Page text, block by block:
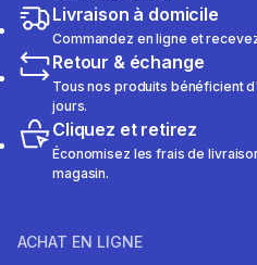
Livraison à domicile
Commandez en ligne et
Retour & échange
Tous nos produits bénéficient
jours.
Cliquez et retirez
Économisez les frais de
magasin.
ACHAT EN LIGNE